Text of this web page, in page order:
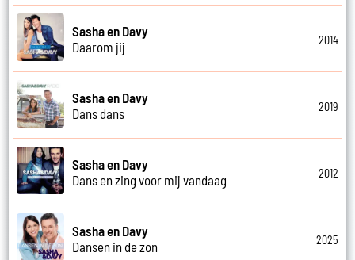
Sasha en Davy
Daarom jij
2014
Sasha en Davy
Dans dans
2019
Sasha en Davy
Dans en zing voor mij vandaag
2012
Sasha en Davy
Dansen in de zon
2025